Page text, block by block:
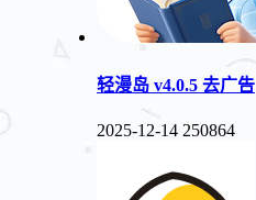
轻漫岛 v4.0.5 去广告
2025-12-14 250864